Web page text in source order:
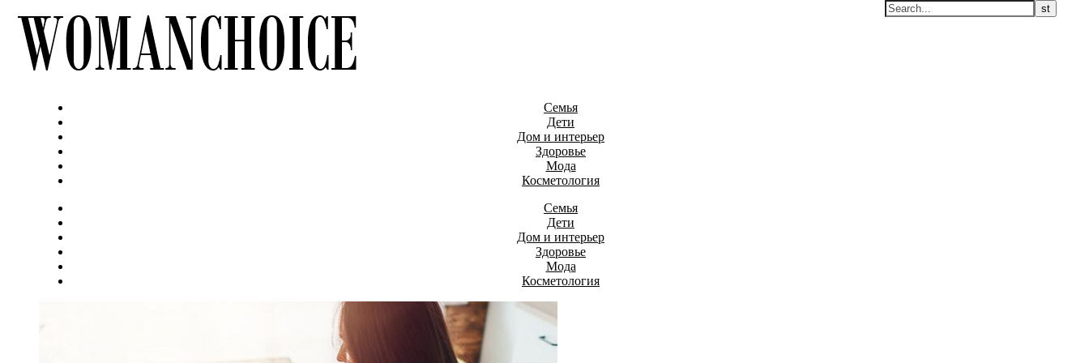
Семья
Дети
Дом и интерьер
Здоровье
Мода
Косметология
Семья
Дети
Дом и интерьер
Здоровье
Мода
Косметология